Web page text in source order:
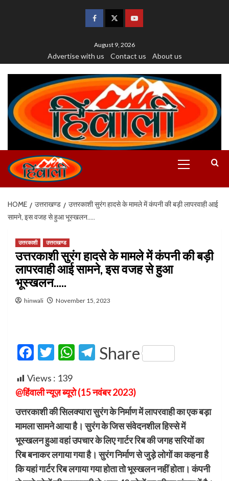
August 9, 2026
Advertise with us Contact us About us
HOME उत्तराखण्ड
उत्तरकाशी सुरंग हादसे के मामले में कंपनी की बड़ी लापरवाही आई
सामने, इस वजह से हुआ भूस्खलन…..
उत्तरकाशी उत्तराखण्ड
उत्तरकाशी सुरंग हादसे के मामले में कंपनी की बड़ी
लापरवाही आई सामने, इस वजह से हुआ
भूस्खलन…..
hinwali November 15, 2023
Facebook
Twitter
WhatsApp
Telegram
Share
Views : 139
@हिंवाली न्यूज़ ब्यूरो (15 नवंबर 2023)
उत्तरकाशी की सिलक्यारा सुरंग के निर्माण में लापरवाही का एक बड़ा
मामला सामने आया है। सुरंग के जिस संवेदनशील हिस्से में
भूस्खलन हुआ वहां उपचार के लिए गार्टर रिब की जगह सरियों का
रिब बनाकर लगाया गया है। सुरंग निर्माण से जुड़े लोगों का कहना है
कि यहां गार्टर रिब लगाया गया होता तो भूस्खलन नहीं होता। कंपनी